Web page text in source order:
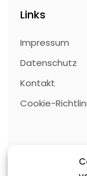
Links
Impressum
Datenschutz
Kontakt
Cookie-